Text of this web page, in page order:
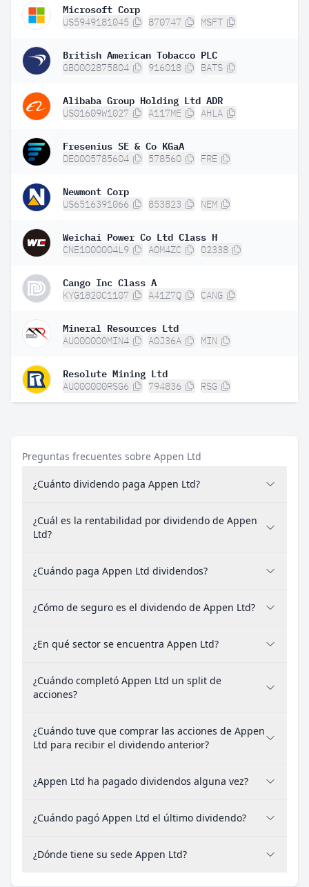
Microsoft Corp
US5949181045 870747 MSFT
British American Tobacco PLC
GB0002875804 916018 BATS
Alibaba Group Holding Ltd ADR
US01609W1027 A117ME AHLA
Fresenius SE & Co KGaA
DE0005785604 578560 FRE
Newmont Corp
US6516391066 853823 NEM
Weichai Power Co Ltd Class H
CNE1000004L9 A0M4ZC 02338
Cango Inc Class A
KYG1820C1107 A41Z7Q CANG
Mineral Resources Ltd
AU000000MIN4 A0J36A MIN
Resolute Mining Ltd
AU000000RSG6 794836 RSG
Preguntas frecuentes sobre Appen Ltd
¿Cuánto dividendo paga Appen Ltd?
¿Cuál es la rentabilidad por dividendo de Appen
Ltd?
¿Cuándo paga Appen Ltd dividendos?
¿Cómo de seguro es el dividendo de Appen Ltd?
¿En qué sector se encuentra Appen Ltd?
¿Cuándo completó Appen Ltd un split de
acciones?
¿Cuándo tuve que comprar las acciones de Appen
Ltd para recibir el dividendo anterior?
¿Appen Ltd ha pagado dividendos alguna vez?
¿Cuándo pagó Appen Ltd el último dividendo?
¿Dónde tiene su sede Appen Ltd?